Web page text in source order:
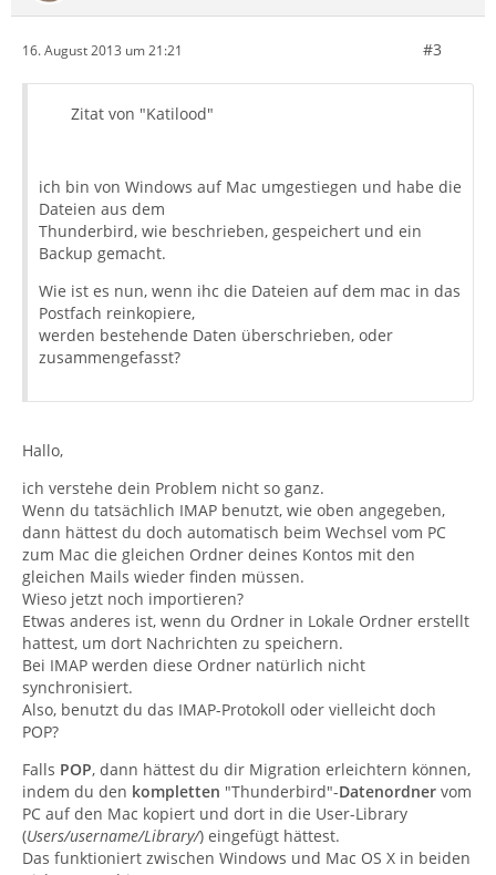
16. August 2013 um 21:21 #3
Zitat von "Katilood"
ich bin von Windows auf Mac umgestiegen und habe die
Dateien aus dem
Thunderbird, wie beschrieben, gespeichert und ein
Backup gemacht.
Wie ist es nun, wenn ihc die Dateien auf dem mac in das
Postfach reinkopiere,
werden bestehende Daten überschrieben, oder
zusammengefasst?
Hallo,
ich verstehe dein Problem nicht so ganz.
Wenn du tatsächlich IMAP benutzt, wie oben angegeben,
dann hättest du doch automatisch beim Wechsel vom PC
zum Mac die gleichen Ordner deines Kontos mit den
gleichen Mails wieder finden müssen.
Wieso jetzt noch importieren?
Etwas anderes ist, wenn du Ordner in Lokale Ordner erstellt
hattest, um dort Nachrichten zu speichern.
Bei IMAP werden diese Ordner natürlich nicht
synchronisiert.
Also, benutzt du das IMAP-Protokoll oder vielleicht doch
POP?
Falls POP, dann hättest du dir Migration erleichtern können,
indem du den kompletten "Thunderbird"-Datenordner vom
PC auf den Mac kopiert und dort in die User-Library
(Users/username/Library/) eingefügt hättest.
Das funktioniert zwischen Windows und Mac OS X in beiden